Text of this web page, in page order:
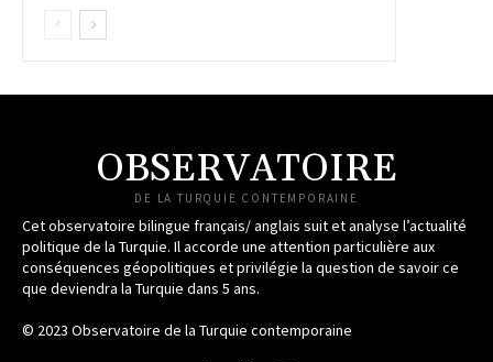
OBSERVATOIRE
DE LA TURQUIE CONTEMPORAINE
Cet observatoire bilingue français/ anglais suit et analyse l’actualité
politique de la Turquie. Il accorde une attention particulière aux
conséquences géopolitiques et privilégie la question de savoir ce
que deviendra la Turquie dans 5 ans.
© 2023 Observatoire de la Turquie contemporaine